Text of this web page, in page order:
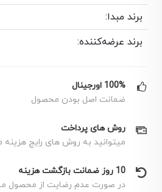
برند مبدا:
برند عرضه‌کننده:
100% اورجینال
ضمانت اصل بودن محصول
روش های پرداخت
میتوانید به روش های رایج هزینه
10 روز ضمانت بازگشت هزینه
در صورت عدم رضایت از محصول